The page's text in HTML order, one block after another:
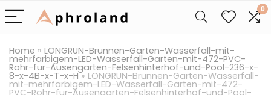
0
Home » LONGRUN-Brunnen-Garten-Wasserfall-mit-
mehrfarbigem-LED-Wasserfall-Garten-mit-472-PVC-
Rohr-fur-Ausengarten-Felsenhinterhof-und-Pool-236-x-
8-x-4B-x-T-x-H» LONGRUN-Brunnen-Garten-Wasserfall-
mit-mehrfarbigem-LED-Wasserfall-Garten-mit-472-
PVC-Rohr-fur-Ausengarten-Felsenhinterhof-und-Pool-